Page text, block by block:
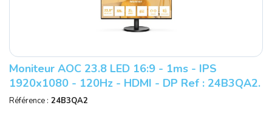
Moniteur AOC 23.8 LED 16:9 - 1ms - IPS
1920x1080 - 120Hz - HDMI - DP Ref : 24B3QA2.
Référence : 24B3QA2